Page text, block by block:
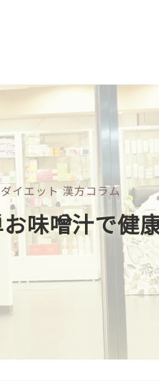
ダイエット 漢方コラム
味噌汁で健